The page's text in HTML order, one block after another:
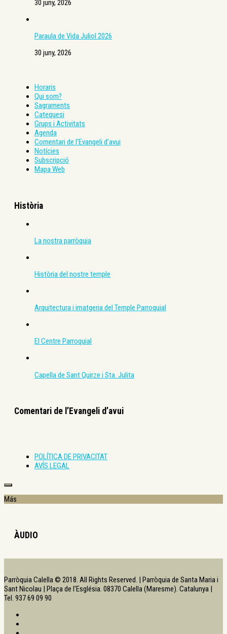
30 juny, 2026
Paraula de Vida Juliol 2026
30 juny, 2026
Horaris
Qui som?
Sagraments
Catequesi
Grups i Activitats
Agenda
Comentari de l’Evangeli d’avui
Notícies
Subscripció
Mapa Web
Història
La nostra parròquia
Història del nostre temple
Arquitectura i imatgeria del Temple Parroquial
El Centre Parroquial
Capella de Sant Quirze i Sta. Julita
Comentari de l’Evangeli d’avui
POLÍTICA DE PRIVACITAT
AVÍS LEGAL
Más
ÀUDIO
Parròquia Calella © 2018. All Rights Reserved. | Parròquia de Santa Maria i
Sant Nicolau | Plaça de l'Església. 08370 Calella (Maresme). Catalunya |
Tel. 937 69 09 90